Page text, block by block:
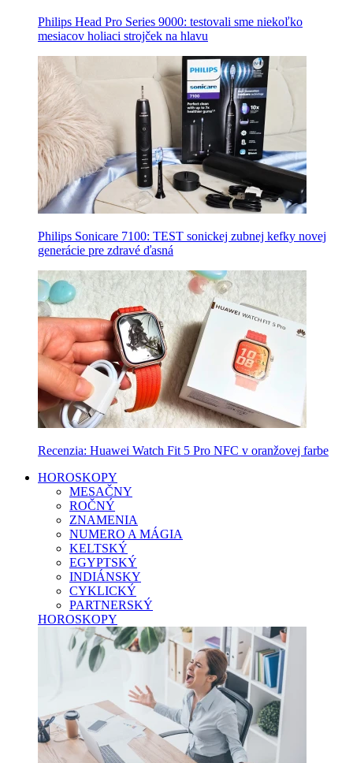
Philips Head Pro Series 9000: testovali sme niekoľko
mesiacov holiaci strojček na hlavu
Philips Sonicare 7100: TEST sonickej zubnej kefky novej
generácie pre zdravé ďasná
Recenzia: Huawei Watch Fit 5 Pro NFC v oranžovej farbe
HOROSKOPY
MESAČNY
ROČNÝ
ZNAMENIA
NUMERO A MÁGIA
KELTSKÝ
EGYPTSKÝ
INDIÁNSKY
CYKLICKÝ
PARTNERSKÝ
HOROSKOPY